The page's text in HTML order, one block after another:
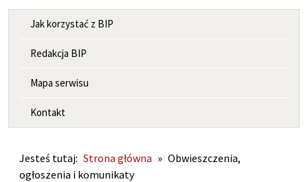
MENU INFORMACYJNE
Jak korzystać z BIP
Redakcja BIP
Mapa serwisu
Kontakt
Jesteś tutaj: Strona główna » Obwieszczenia,
ogłoszenia i komunikaty